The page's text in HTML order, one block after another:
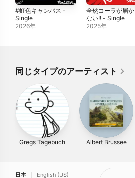
#虹色キャンバス -
Single
2026年
全然コーラが届か
ない!! - Single
2025年
同じタイプのアーティスト
Gregs Tagebuch Albert Brussee
日本 English (US)